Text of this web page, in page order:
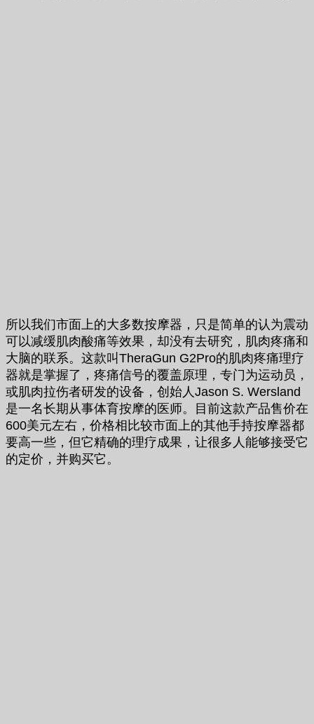
所以我们市面上的大多数按摩器，只是简单的认为震动
可以减缓肌肉酸痛等效果，却没有去研究，肌肉疼痛和
大脑的联系。这款叫TheraGun G2Pro的肌肉疼痛理疗
器就是掌握了，疼痛信号的覆盖原理，专门为运动员，
或肌肉拉伤者研发的设备，创始人Jason S. Wersland
是一名长期从事体育按摩的医师。目前这款产品售价在
600美元左右，价格相比较市面上的其他手持按摩器都
要高一些，但它精确的理疗成果，让很多人能够接受它
的定价，并购买它。